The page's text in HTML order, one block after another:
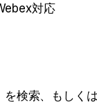
対応
検索、もしく